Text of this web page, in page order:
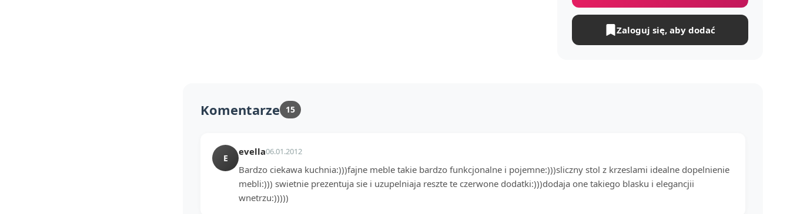
Zaloguj się, aby dodać
Komentarze 15
E
evella06.01.2012
Bardzo ciekawa kuchnia:)))fajne meble takie bardzo funkcjonalne i pojemne:)))sliczny stol z krzeslami idealne dopelnienie
mebli:))) swietnie prezentuja sie i uzupelniaja reszte te czerwone dodatki:)))dodaja one takiego blasku i elegancjii
wnetrzu:)))))